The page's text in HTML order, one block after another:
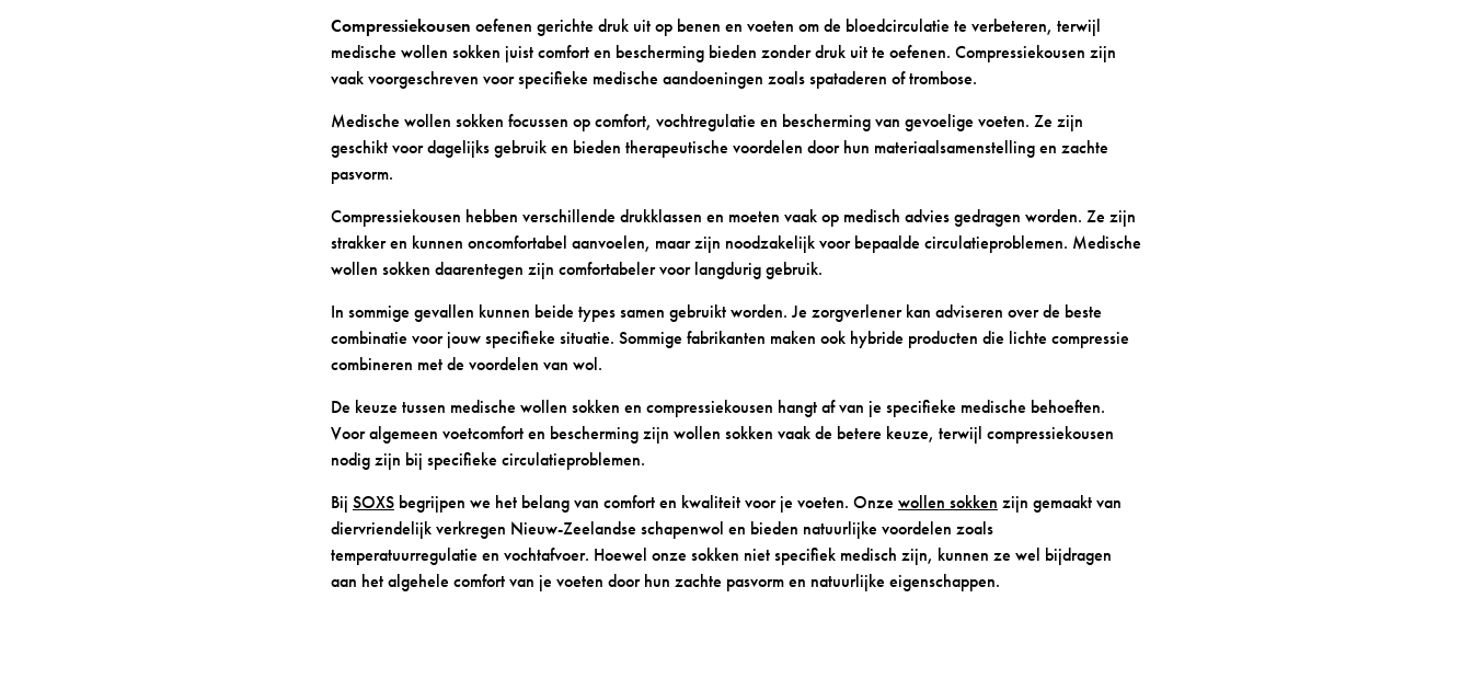
Compressiekousen oefenen gerichte druk uit op benen en voeten om de bloedcirculatie te verbeteren, terwijl
medische wollen sokken juist comfort en bescherming bieden zonder druk uit te oefenen. Compressiekousen zijn
vaak voorgeschreven voor specifieke medische aandoeningen zoals spataderen of trombose.
Medische wollen sokken focussen op comfort, vochtregulatie en bescherming van gevoelige voeten. Ze zijn
geschikt voor dagelijks gebruik en bieden therapeutische voordelen door hun materiaalsamenstelling en zachte
pasvorm.
Compressiekousen hebben verschillende drukklassen en moeten vaak op medisch advies gedragen worden. Ze zijn
strakker en kunnen oncomfortabel aanvoelen, maar zijn noodzakelijk voor bepaalde circulatieproblemen. Medische
wollen sokken daarentegen zijn comfortabeler voor langdurig gebruik.
In sommige gevallen kunnen beide types samen gebruikt worden. Je zorgverlener kan adviseren over de beste
combinatie voor jouw specifieke situatie. Sommige fabrikanten maken ook hybride producten die lichte compressie
combineren met de voordelen van wol.
De keuze tussen medische wollen sokken en compressiekousen hangt af van je specifieke medische behoeften.
Voor algemeen voetcomfort en bescherming zijn wollen sokken vaak de betere keuze, terwijl compressiekousen
nodig zijn bij specifieke circulatieproblemen.
Bij SOXSbegrijpen we het belang van comfort en kwaliteit voor je voeten. Onze wollen sokken zijn gemaakt van
diervriendelijk verkregen Nieuw-Zeelandse schapenwol en bieden natuurlijke voordelen zoals
temperatuurregulatie en vochtafvoer. Hoewel onze sokken niet specifiek medisch zijn, kunnen ze wel bijdragen
aan het algehele comfort van je voeten door hun zachte pasvorm en natuurlijke eigenschappen.